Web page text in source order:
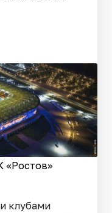
«Ростов»
клубами